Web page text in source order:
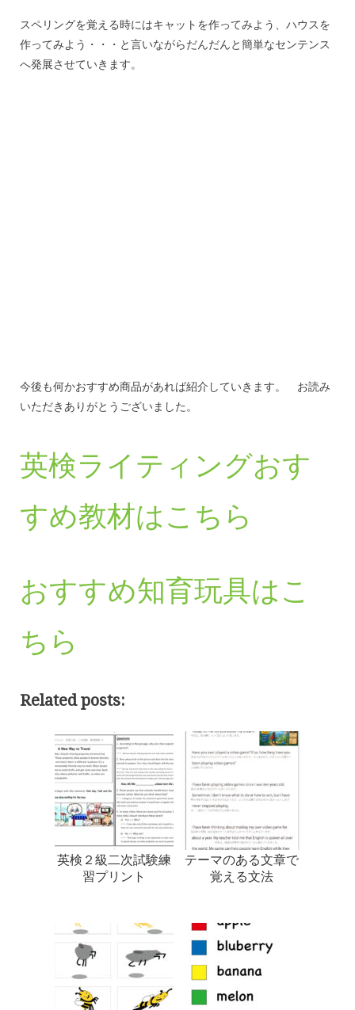
スペリングを覚える時にはキャットを作ってみよう、ハウスを
作ってみよう・・・と言いながらだんだんと簡単なセンテンス
へ発展させていきます。
今後も何かおすすめ商品があれば紹介していきます。 お読み
いただきありがとうございました。
英検ライティングおす
すめ教材はこちら
おすすめ知育玩具はこ
ちら
Related posts:
英検２級二次試験練
習プリント
テーマのある文章で
覚える文法